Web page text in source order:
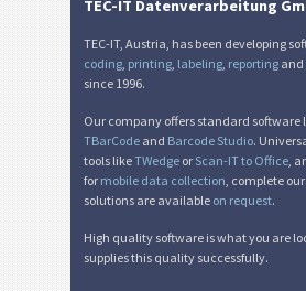
TEC-IT Datenverarbeitung
TEC-IT, Austria, has been developing
coding printing labeling reporting and
since 1996.
Our company offers standard software
TBarCode and Barcode Studio.
tools likeTWedge or Scan-IT to Office ,
for mobile data collection , complete
solutions are available on request.
High quality software is what you are
supplies this quality successfully.